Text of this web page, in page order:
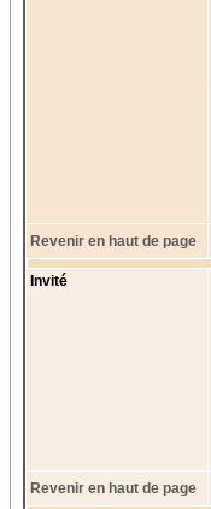
Revenir en haut de page
Invité
Revenir en haut de page